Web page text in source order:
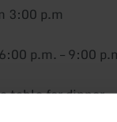
3:00 p.m
p.m. – 9:00
table for dinner